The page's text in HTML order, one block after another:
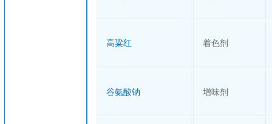
高粱红 着色剂
谷氨酸钠 增味剂